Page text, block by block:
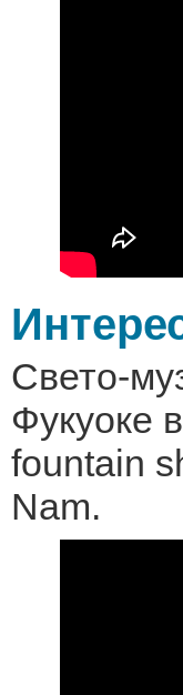
Свето-
Фукуоке
fountain
Nam.